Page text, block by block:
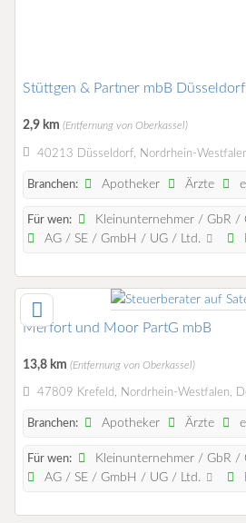
Stüttgen & Partner mbB Düsseldorf
2,9 km (Entfernung von Oberkassel)
40213 Düsseldorf, Nordrhein-
Branchen: Apotheker Ärzte
Für wen:
Kleinunternehmer / GbR /
AG / SE / GmbH / UG / Ltd.
Merfort und Moor PartG mbB
13,8 km (Entfernung von Oberkassel)
47809 Krefeld, Nordrhein-Westfalen,
Branchen: Apotheker Ärzte
Für wen:
Kleinunternehmer / GbR /
AG / SE / GmbH / UG / Ltd.